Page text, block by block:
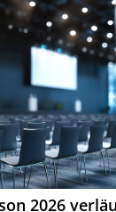
2026